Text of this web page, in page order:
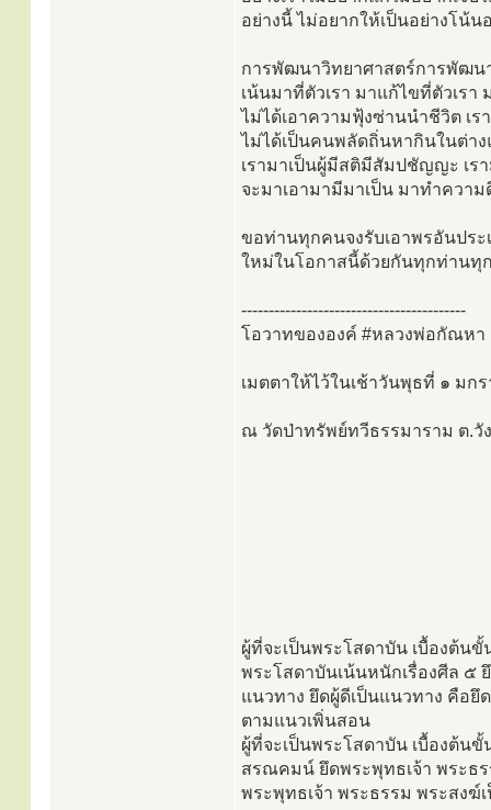
อย่างนี้ ไม่อยากให้เป็นอย่างโน้
การพัฒนาวิทยาศาสตร์การพัฒน
เน้นมาที่ตัวเรา มาแก้ไขที่ตัวเร
ไม่ได้เอาความฟุ้งซ่านนำชีวิต เ
ไม่ได้เป็นคนพลัดถิ่นหากินในต่า
เรามาเป็นผู้มีสติมีสัมปชัญญะ เร
จะมาเอามามีมาเป็น มาทำควา
ขอท่านทุกคนจงรับเอาพรอันประ
ใหม่ในโอกาสนี้ด้วยกันทุกท่านทุ
-----------------------------------------
โอวาทขององค์ #หลวงพ่อกัณหา
เมตตาให้ไว้ในเช้าวันพุธที่ ๑ ม
ณ วัดป่าทรัพย์ทวีธรรมาราม ต.วั
ผู้ที่จะเป็นพระโสดาบัน เบื้องต้น
พระโสดาบันเน้นหนักเรื่องศีล ๕
แนวทาง ยึดผู้ดีเป็นแนวทาง คือยึ
ตามแนวเพิ่นสอน
ผู้ที่จะเป็นพระโสดาบัน เบื้องต้น
สรณคมน์ ยึดพระพุทธเจ้า พระธ
พระพุทธเจ้า พระธรรม พระสงฆ์